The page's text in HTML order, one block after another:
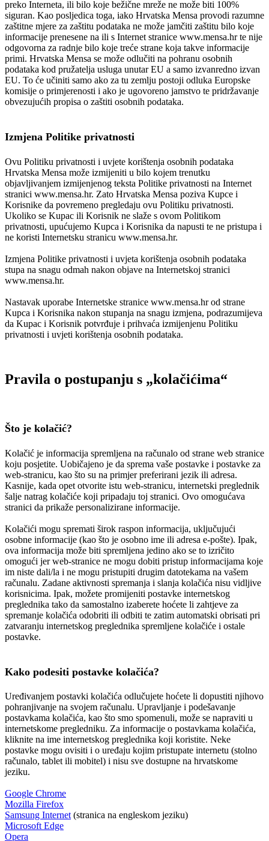
preko Interneta, ili bilo koje bežične mreže ne može biti 100%
siguran. Kao posljedica toga, iako Hrvatska Mensa provodi razumne
zaštitne mjere za zaštitu podataka ne može jamčiti zaštitu bilo koje
informacije prenesene na ili s Internet stranice www.mensa.hr te nije
odgovorna za radnje bilo koje treće strane koja takve informacije
primi. Hrvatska Mensa se može odlučiti na pohranu osobnih
podataka kod pružatelja usluga unutar EU a samo izvanredno izvan
EU. To će učiniti samo ako za tu zemlju postoji odluka Europske
komisije o primjerenosti i ako je ugovoreno jamstvo te pridržavanje
obvezujućih propisa o zaštiti osobnih podataka.
Izmjena Politike privatnosti
Ovu Politiku privatnosti i uvjete korištenja osobnih podataka
Hrvatska Mensa može izmijeniti u bilo kojem trenutku
objavljivanjem izmijenjenog teksta Politike privatnosti na Internet
stranici www.mensa.hr. Zato Hrvatska Mensa poziva Kupce i
Korisnike da povremeno pregledaju ovu Politiku privatnosti.
Ukoliko se Kupac ili Korisnik ne slaže s ovom Politikom
privatnosti, upućujemo Kupca i Korisnika da napusti te ne pristupa i
ne koristi Internetsku stranicu www.mensa.hr.
Izmjena Politike privatnosti i uvjeta korištenja osobnih podataka
stupa na snagu odmah nakon objave na Internetskoj stranici
www.mensa.hr.
Nastavak uporabe Internetske stranice www.mensa.hr od strane
Kupca i Korisnika nakon stupanja na snagu izmjena, podrazumijeva
da Kupac i Korisnik potvrđuje i prihvaća izmijenjenu Politiku
privatnosti i uvjeti korištenja osobnih podataka.
Pravila o postupanju s „kolačićima“
Što je kolačić?
Kolačić je informacija spremljena na računalo od strane web stranice
koju posjetite. Uobičajeno je da sprema vaše postavke i postavke za
web-stranicu, kao što su na primjer preferirani jezik ili adresa.
Kasnije, kada opet otvorite istu web-stranicu, internetski preglednik
šalje natrag kolačiće koji pripadaju toj stranici. Ovo omogućava
stranici da prikaže personalizirane informacije.
Kolačići mogu spremati širok raspon informacija, uključujući
osobne informacije (kao što je osobno ime ili adresa e-pošte). Ipak,
ova informacija može biti spremljena jedino ako se to izričito
omogući jer web-stranice ne mogu dobiti pristup informacijama koje
im niste dali/la i ne mogu pristupiti drugim datotekama na vašem
računalu. Zadane aktivnosti spremanja i slanja kolačića nisu vidljive
korisnicima. Ipak, možete promijeniti postavke internetskog
preglednika tako da samostalno izaberete hoćete li zahtjeve za
spremanje kolačića odobriti ili odbiti te zatim automatski obrisati pri
zatvaranju internetskog preglednika spremljene kolačiće i ostale
postavke.
Kako podesiti postavke kolačića?
Uređivanjem postavki kolačića odlučujete hoćete li dopustiti njihovo
pohranjivanje na svojem računalu. Upravljanje i podešavanje
postavkama kolačića, kao što smo spomenuli, može se napraviti u
internetskome pregledniku. Za informacije o postavkama kolačića,
kliknite na ime internetskog preglednika koji koristite. Neke
postavke mogu ovisiti i o uređaju kojim pristupate internetu (stolno
računalo, tablet ili mobitel) i nisu sve dostupne na hrvatskome
jeziku.
Google Chrome
Mozilla Firefox
Samsung Internet (stranica na engleskom jeziku)
Microsoft Edge
Opera